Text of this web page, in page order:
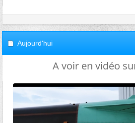
Aujourd'hui
A voir en vidéo